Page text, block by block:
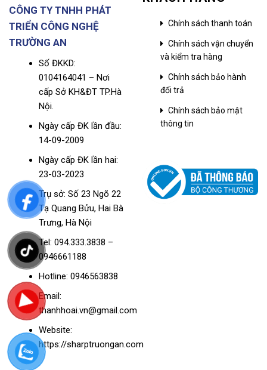
CÔNG TY TNHH PHÁT
TRIỂN CÔNG NGHỆ
TRƯỜNG AN
Số ĐKKD:
0104164041 – Nơi
cấp Sở KH&ĐT TP.Hà
Nội.
Ngày cấp ĐK lần đầu:
14-09-2009
Ngày cấp ĐK lần hai:
23-03-2023
Trụ sở: Số 23 Ngõ 22
Tạ Quang Bửu, Hai Bà
Trưng, Hà Nội
Tel: 094.333.3838 –
0946661188
Hotline: 0946563838
Email:
thanhhoai.vn@gmail.com
Website:
https://sharptruongan.com
Chính sách thanh toán
Chính sách vận chuyển
và kiểm tra hàng
Chính sách bảo hành
đổi trả
Chính sách bảo mật
thông tin